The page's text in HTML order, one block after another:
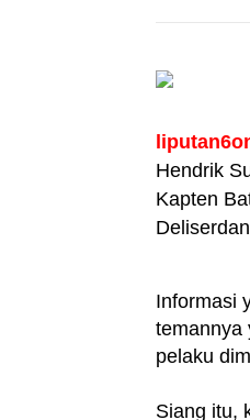
Hendrik
Kapten
Informasi
temannya
pelaku
Siang itu,